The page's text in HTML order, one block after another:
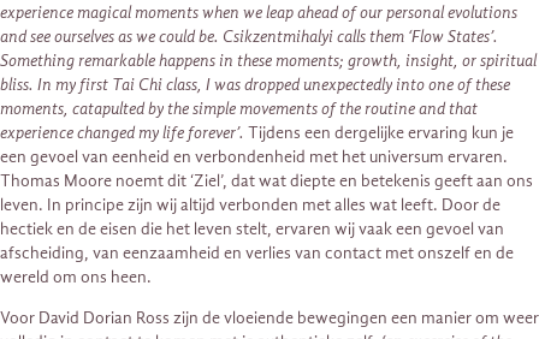
experience magical moments when we leap ahead of our personal evolutions
and see ourselves as we could be. Csikzentmihalyi calls them ‘Flow States’.
Something remarkable happens in these moments; growth, insight, or spiritual
bliss. In my first Tai Chi class, I was dropped unexpectedly into one of these
moments, catapulted by the simple movements of the routine and that
experience changed my life forever’. Tijdens een dergelijke ervaring kun je
een gevoel van eenheid en verbondenheid met het universum ervaren.
Thomas Moore noemt dit ‘Ziel’, dat wat diepte en betekenis geeft aan ons
leven. In principe zijn wij altijd verbonden met alles wat leeft. Door de
hectiek en de eisen die het leven stelt, ervaren wij vaak een gevoel van
afscheiding, van eenzaamheid en verlies van contact met onszelf en de
wereld om ons heen.
Voor David Dorian Ross zijn de vloeiende bewegingen een manier om weer